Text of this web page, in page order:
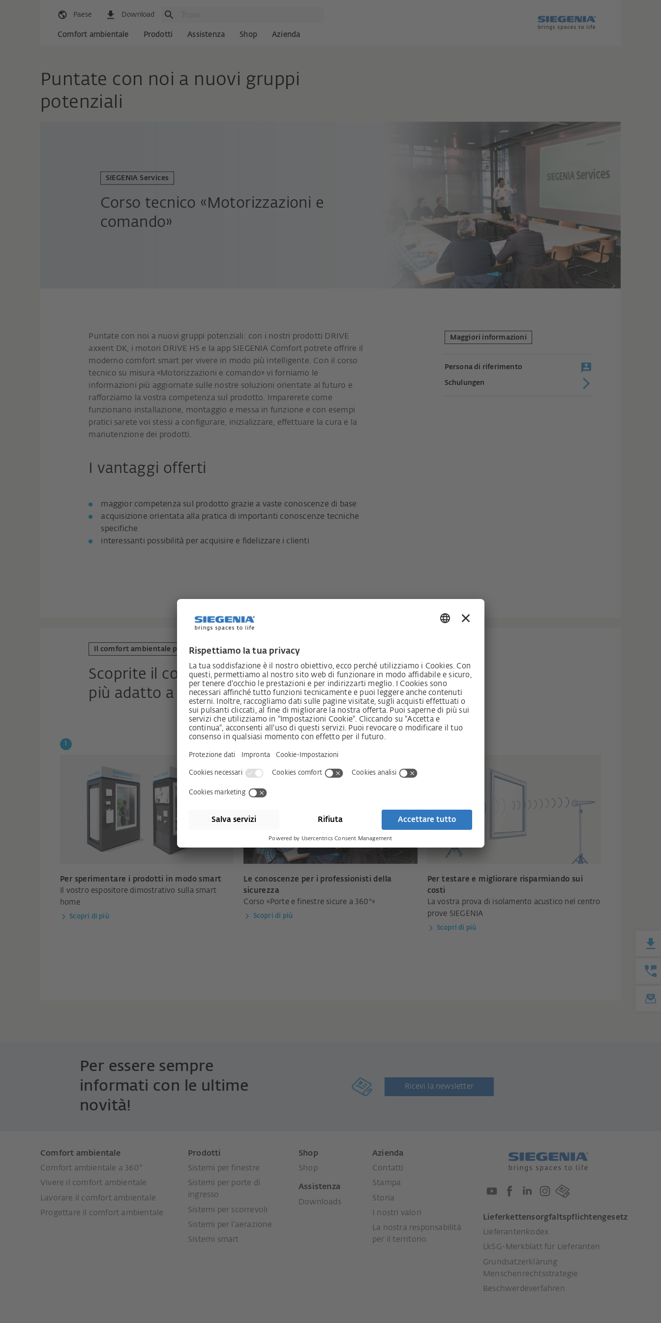
Paese Download
Comfort ambientale Prodotti Assistenza Shop Azienda
Puntate con noi a nuovi gruppi
potenziali
SIEGENIA Services
Corso tecnico «Motorizzazioni e
comando»
Puntate con noi a nuovi gruppi potenziali: con i nostri prodotti DRIVE
axxent DK, i motori DRIVE HS e la app SIEGENIA Comfort potrete offrire il
moderno comfort smart per vivere in modo più intelligente. Con il corso
tecnico su misura «Motorizzazioni e comando» vi forniamo le
informazioni più aggiornate sulle nostre soluzioni orientate al futuro e
rafforziamo la vostra competenza sul prodotto. Imparerete come
funzionano installazione, montaggio e messa in funzione e con esempi
pratici sarete voi stessi a configurare, inizializzare, effettuare la cura e la
manutenzione dei prodotti.
I vantaggi offerti
maggior competenza sul prodotto grazie a vaste conoscenze di base
acquisizione orientata alla pratica di importanti conoscenze tecniche
specifiche
interessanti possibilità per acquisire e fidelizzare i clienti
Maggiori informazioni
Persona di riferimento
Schulungen
Il comfort ambientale per i serramentisti
Scoprite il comfort ambientale
più adatto a voi.
Per sperimentare i prodotti in modo smart
Il vostro espositore dimostrativo sulla smart
home
Scopri di più
Le conoscenze per i professionisti della
sicurezza
Corso «Porte e finestre sicure a 360°»
Scopri di più
Per testare e migliorare risparmiando sui
costi
La vostra prova di isolamento acustico nel centro
prove SIEGENIA
Scopri di più
Per essere sempre
informati con le ultime
novità!
Ricevi la newsletter
Comfort ambientale
Comfort ambientale a 360°
Vivere il comfort ambientale
Lavorare il comfort ambientale
Progettare il comfort ambientale
Prodotti
Sistemi per finestre
Sistemi per porte di
ingresso
Sistemi per scorrevoli
Sistemi per l'aerazione
Sistemi smart
Shop
Shop
Assistenza
Downloads
Azienda
Contatti
Stampa
Storia
I nostri valori
La nostra responsabilità
per il territorio.
Lieferkettensorgfaltspflichtengesetz
Lieferantenkodex
LkSG-Merkblatt für Lieferanten
Grundsatzerklärung
Menschenrechtsstrategie
Beschwerdeverfahren